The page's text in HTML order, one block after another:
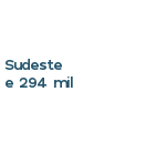
e 294 mil